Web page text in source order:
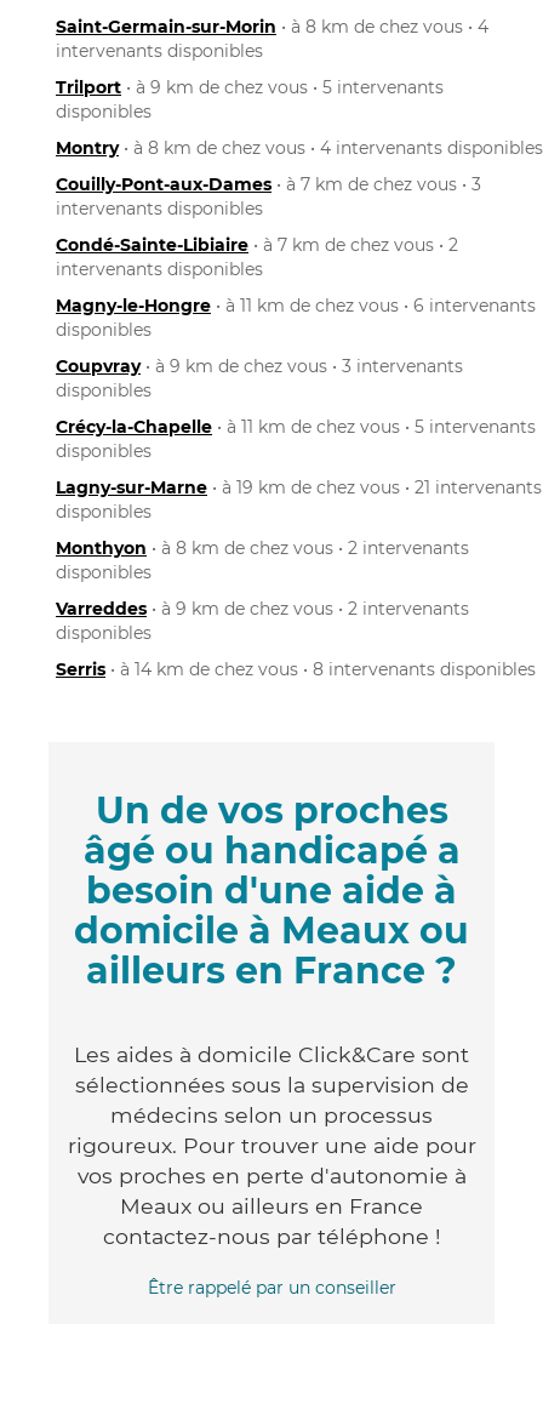
Saint-Germain-sur-Morin • à 8 km de chez vous • 4
intervenants disponibles
Trilport • à 9 km de chez vous • 5 intervenants
disponibles
Montry• à 8 km de chez vous • 4 intervenants disponibles
Couilly-Pont-aux-Dames • à 7 km de chez vous • 3
intervenants disponibles
Condé-Sainte-Libiaire • à 7 km de chez vous • 2
intervenants disponibles
Magny-le-Hongre • à 11 km de chez vous • 6 intervenants
disponibles
Coupvray• à 9 km de chez vous • 3 intervenants
disponibles
Crécy-la-Chapelle • à 11 km de chez vous • 5 intervenants
disponibles
Lagny-sur-Marne • à 19 km de chez vous • 21 intervenants
disponibles
Monthyon • à 8 km de chez vous • 2 intervenants
disponibles
Varreddes • à 9 km de chez vous • 2 intervenants
disponibles
Serris • à 14 km de chez vous • 8 intervenants disponibles
Un de vos proches
âgé ou handicapé a
besoin d'une aide à
domicile à Meaux ou
ailleurs en France ?
Les aides à domicile Click&Care sont
sélectionnées sous la supervision de
médecins selon un processus
rigoureux. Pour trouver une aide pour
vos proches en perte d'autonomie à
Meaux ou ailleurs en France
contactez-nous par téléphone !
Être rappelé par un conseiller